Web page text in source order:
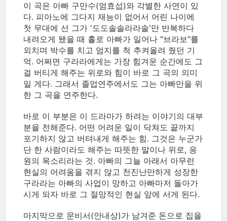
이 곡은 아빠 구만수(엄효섭)와 각별한 사연이 있
다. 피아노에 그다지 재능이 없어서 어린 나이에
첫 무대에 선 그가 '도도솔솔라라솔'만 반복하다
내려오게 됐을 때 홀로 아빠가 일어나 "브라보"를
외치며 박수를 치고 엄지를 척 추켜올려 줬던 기
억. 어쩌면 구라라에게는 가장 힘겨운 순간에도 그
걸 버티게 해주는 위로와 힘이 바로 그 곡의 의미
일 게다. 그래서 졸업연주에서도 그는 아빠만을 위
한 그 곡을 연주한다.
바로 이 부분은 이 드라마가 하려는 이야기의 대부
분을 전해준다. 어떤 어려운 일이 닥쳐도 끝까지
포기하지 않고 버텨내게 해주는 힘. 그것은 누군가
단 한 사람이라도 해주는 따뜻한 말이나 위로, 응
원의 목소리라는 것. 아빠의 그늘 아래서 아무런
현실의 어려움을 겪지 않고 천진난만하게 성장한
구라라는 아빠의 사업이 망하고 아빠마저 돌아가
시게 되자 바로 그 절망적인 현실 앞에 서게 된다.
마지막으로 문비서(안내상)가 남겨준 돈으로 집을